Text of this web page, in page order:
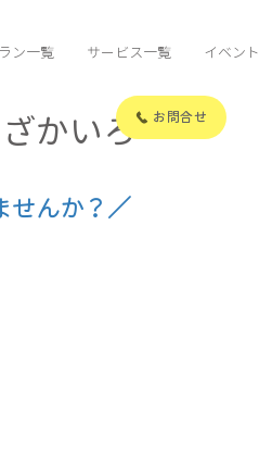
ン一覧 サービス一覧 イベント
お問合せ
かいろ
せんか？／